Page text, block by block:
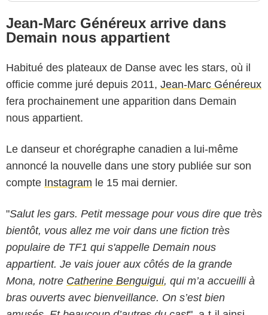
Jean-Marc Généreux arrive dans
Demain nous appartient
Habitué des plateaux de Danse avec les stars, où il
officie comme juré depuis 2011, Jean-Marc Généreux
fera prochainement une apparition dans Demain
nous appartient.
Le danseur et chorégraphe canadien a lui-même
annoncé la nouvelle dans une story publiée sur son
compte Instagram le 15 mai dernier.
"Salut les gars. Petit message pour vous dire que très
bientôt, vous allez me voir dans une fiction très
populaire de TF1 qui s'appelle Demain nous
appartient. Je vais jouer aux côtés de la grande
Mona, notre Catherine Benguigui, qui m’a accueilli à
bras ouverts avec bienveillance. On s’est bien